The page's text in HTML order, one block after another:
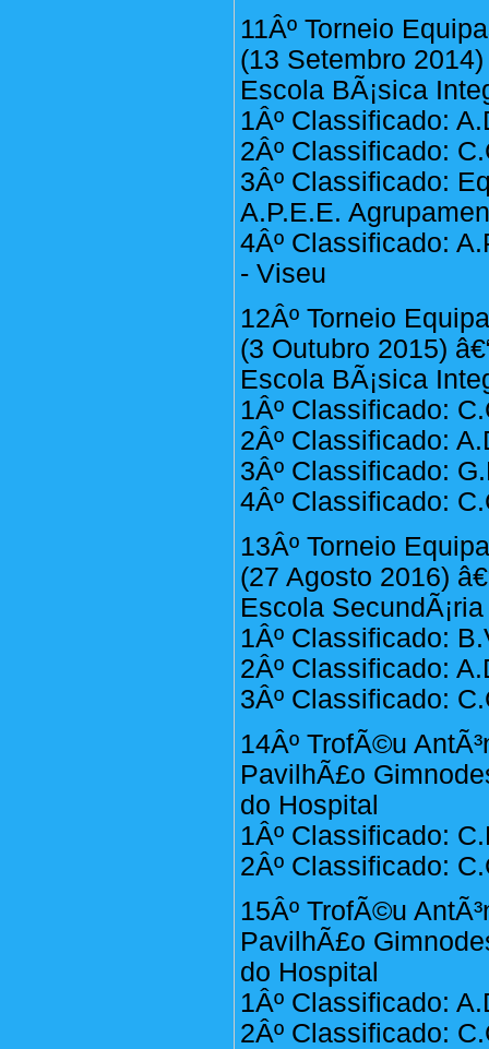
11Âº Torneio
(13 Setembro
Escola BÃ¡sica
1Âº Classificado:
2Âº Classificado:
3Âº Classificado:
A.P.E.E.
4Âº Classificado:
- Viseu
12Âº Torneio
(3 Outubro 2015)
Escola BÃ¡sica
1Âº Classificado:
2Âº Classificado:
3Âº Classificado:
4Âº Classificado:
13Âº Torneio
(27 Agosto 2016)
Escola
1Âº Classificado:
2Âº Classificado:
3Âº Classificado:
14Âº TrofÃ©u
PavilhÃ£o
do Hospital
1Âº Classificado:
2Âº Classificado:
15Âº TrofÃ©u
PavilhÃ£o
do Hospital
1Âº Classificado:
2Âº Classificado: